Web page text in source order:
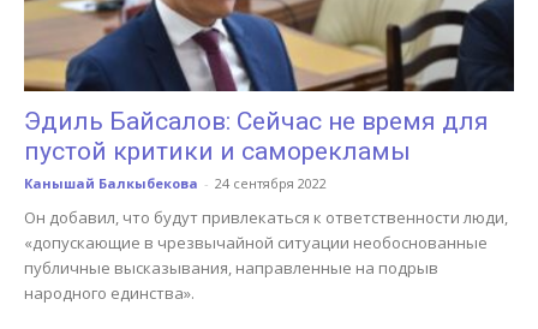
Эдиль Байсалов: Сейчас не время для
пустой критики и саморекламы
Канышай Балкыбекова - 24 сентября 2022
Он добавил, что будут привлекаться к ответственности люди,
«допускающие в чрезвычайной ситуации необоснованные
публичные высказывания, направленные на подрыв
народного единства».